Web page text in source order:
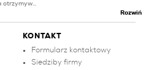
KONTAKT
Formularz kontaktowy
Siedziby firmy
otrzymyw...
Rozwiń